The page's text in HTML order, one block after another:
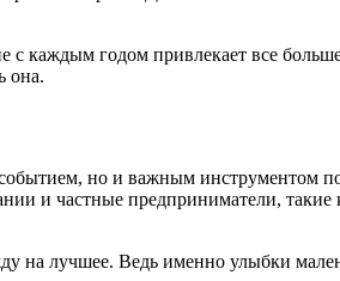
с каждым годом привлекает все
она.
событием, но и важным инструментом
и частные предприниматели,
на лучшее. Ведь именно улыбки